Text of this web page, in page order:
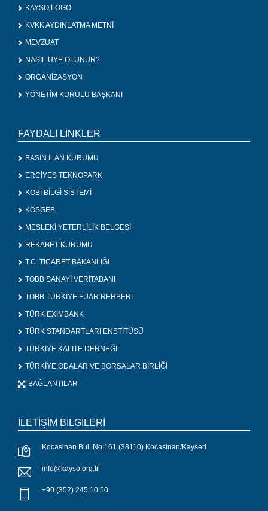
KAYSO LOGO
KVKK AYDINLATMA METNİ
MEVZUAT
NASIL ÜYE OLUNUR?
ORGANİZASYON
YÖNETİM KURULU BAŞKANI
FAYDALI LİNKLER
BASIN İLAN KURUMU
ERCİYES TEKNOPARK
KOBİ BİLGİ SİSTEMİ
KOSGEB
MESLEKİ YETERLİLİK BELGESİ
REKABET KURUMU
T.C. TİCARET BAKANLIĞI
TOBB SANAYİ VERİTABANI
TOBB TÜRKİYE FUAR REHBERİ
TÜRK EXİMBANK
TÜRK STANDARTLARI ENSTİTÜSÜ
TÜRKİYE KALİTE DERNEĞİ
TÜRKİYE ODALAR VE BORSALAR BİRLİĞİ
BAĞLANTILAR
İLETİŞİM BİLGİLERİ
Kocasinan Bul. No:161 (38110) Kocasinan/Kayseri
info@kayso.org.tr
+90 (352) 245 10 50